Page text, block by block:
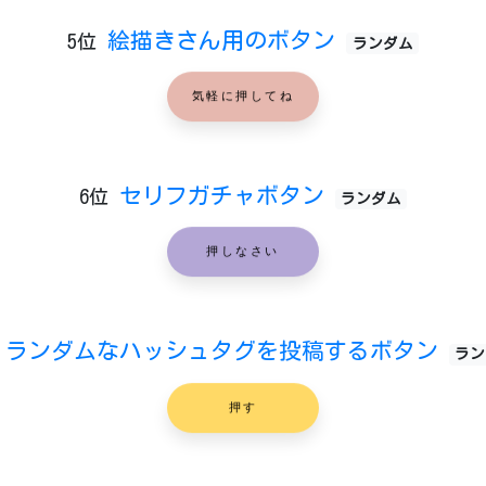
5位 絵描きさん用のボタン ランダム
気軽に押してね
6位 セリフガチャボタン ランダム
押しなさい
ランダムなハッシュタグを投稿するボタン ラ
押す